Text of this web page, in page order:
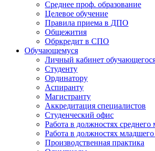
Среднее проф. образование
Целевое обучение
Правила приема в ДПО
Общежития
Обркредит в СПО
Обучающемуся
Личный кабинет
Студенту
Ординатору
Аспиранту
Магистранту
Аккредитация специалистов
Студенческий офис
Работа в должностях среднего
Работа в должностях
Производственная практика